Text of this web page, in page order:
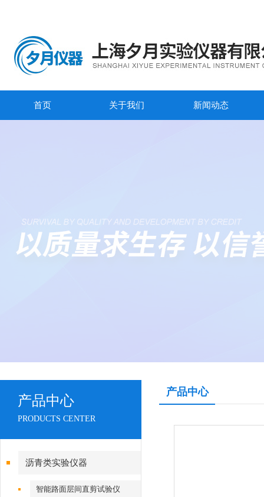
首页 关于我们 新闻动态
产品中心
产品中心
PRODUCTS CENTER
沥青类实验仪器
智能路面层间直剪试验仪